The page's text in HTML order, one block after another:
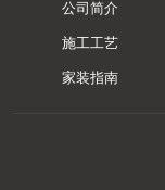
公司简介
施工工艺
家装指南